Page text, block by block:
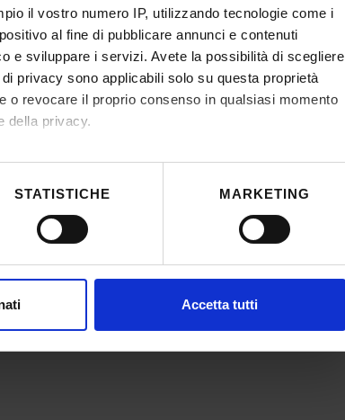
il vostro numero IP, utilizzando tecnologie come i
al fine di pubblicare annunci e contenuti
e sviluppare i servizi. Avete la possibilità di scegliere
privacy sono applicabili solo su questa proprietà
revocare il proprio consenso in qualsiasi momento
della privacy.
di qualche metro,
le tue preferenze nella
sezione dettagli . Puoi
funzionalità dei social media e per analizzare il
STATISTICHE MARKETING
Accetta tutti